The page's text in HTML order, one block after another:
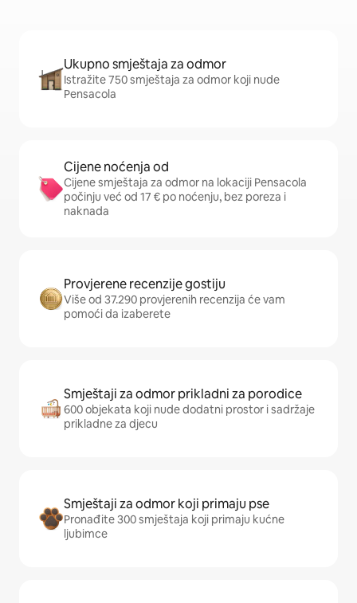
Ukupno smještaja za odmor
Istražite 750 smještaja za odmor koji nude
Pensacola
Cijene noćenja od
Cijene smještaja za odmor na lokaciji Pensacola
počinju već od 17 € po noćenju, bez poreza i
naknada
Provjerene recenzije gostiju
Više od 37.290 provjerenih recenzija će vam
pomoći da izaberete
Smještaji za odmor prikladni za porodice
600 objekata koji nude dodatni prostor i sadržaje
prikladne za djecu
Smještaji za odmor koji primaju pse
Pronađite 300 smještaja koji primaju kućne
ljubimce